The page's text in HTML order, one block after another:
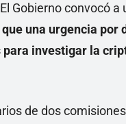
Gobierno convocó
una urgencia por
investigar la
de dos